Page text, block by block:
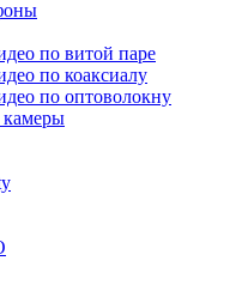
по витой паре
по коаксиалу
по оптоволокну
камеры